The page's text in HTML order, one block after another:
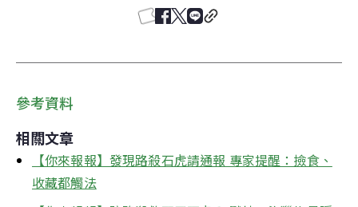
參考資料
相關文章
【你來報報】發現路殺石虎請通報 專家提醒：撿食、
收藏都觸法